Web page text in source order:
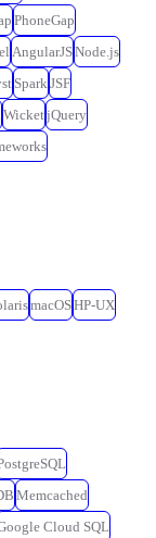
PhoneGap
AngularJSNode.js
Spark JSF
WicketjQuery
macOSHP-UX
Memcached
Cloud SQL